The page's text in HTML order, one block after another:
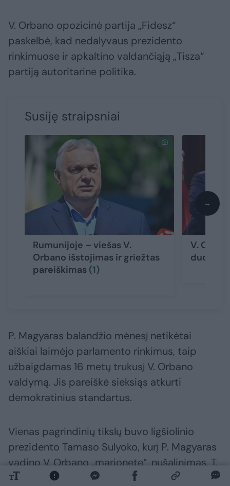
V. Orbano opozicinė partija „Fidesz“
paskelbė, kad nedalyvaus prezidento
rinkimuose ir apkaltino valdančiąją „Tisza“
partiją autoritarine politika.
Susiję straipsniai
Rumunijoje – viešas V.
Orbano išstojimas ir griežtas
pareiškimas (1)
V.
→
P. Magyaras balandžio mėnesį netikėtai
aiškiai laimėjo parlamento rinkimus, taip
užbaigdamas 16 metų trukusį V. Orbano
valdymą. Jis pareiškė sieksiąs atkurti
demokratinius standartus.
Vienas pagrindinių tikslų buvo ligšiolinio
prezidento Tamaso Sulyoko, kurį P. Magyaras
vadino V. Orbano „marionete“, nušalinimas. T.
Sulyokas liepą pasirašė P. Magyaro